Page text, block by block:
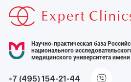
Научно-практическая база
национального
медицинского университета
+7 (495) 154-21-44